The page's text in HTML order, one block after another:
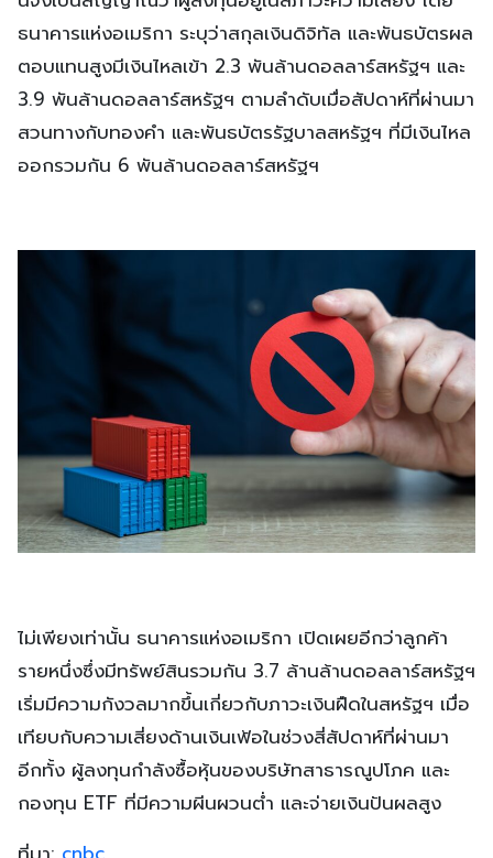
ธนาคารแห่งอเมริกา ระบุว่าสกุลเงินดิจิทัล และพันธบัตรผล
ตอบแทนสูงมีเงินไหลเข้า 2.3 พันล้านดอลลาร์สหรัฐฯ และ
3.9 พันล้านดอลลาร์สหรัฐฯ ตามลำดับเมื่อสัปดาห์ที่ผ่านมา
สวนทางกับทองคำ และพันธบัตรรัฐบาลสหรัฐฯ ที่มีเงินไหล
ออกรวมกัน 6 พันล้านดอลลาร์สหรัฐฯ
ไม่เพียงเท่านั้น ธนาคารแห่งอเมริกา เปิดเผยอีกว่าลูกค้า
รายหนึ่งซึ่งมีทรัพย์สินรวมกัน 3.7 ล้านล้านดอลลาร์สหรัฐฯ
เริ่มมีความกังวลมากขึ้นเกี่ยวกับภาวะเงินฝืดในสหรัฐฯ เมื่อ
เทียบกับความเสี่ยงด้านเงินเฟ้อในช่วงสี่สัปดาห์ที่ผ่านมา
อีกทั้ง ผู้ลงทุนกำลังซื้อหุ้นของบริษัทสาธารณูปโภค และ
กองทุน ETF ที่มีความผีนผวนต่ำ และจ่ายเงินปันผลสูง